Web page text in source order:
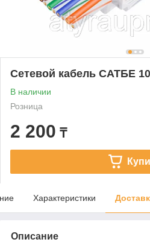
Сетевой кабель САТБЕ
В наличии
Розница
2 200 ₸
Характеристики
Описание